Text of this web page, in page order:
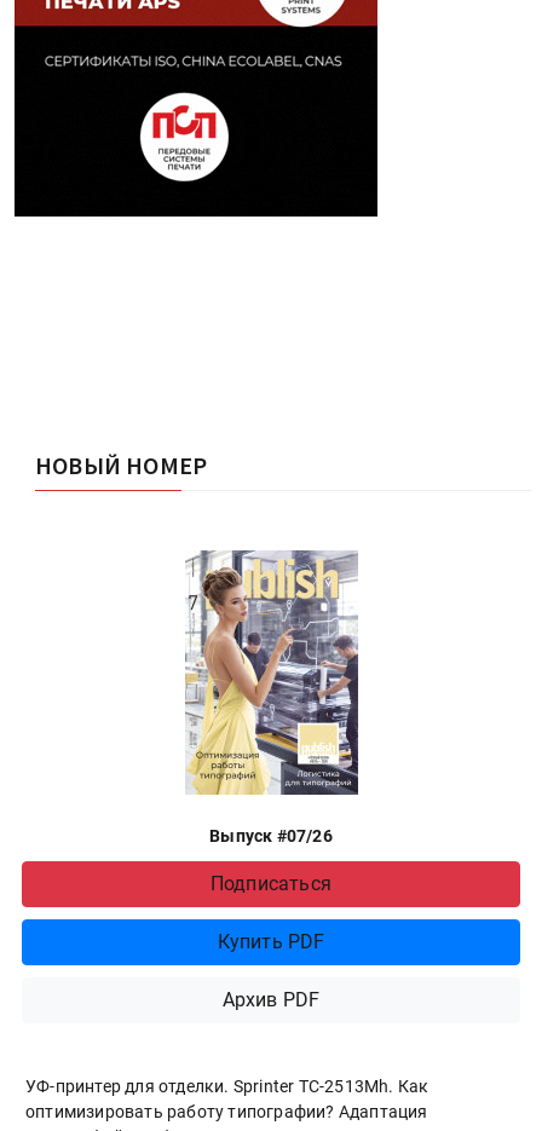
НОВЫЙ НОМЕР
Выпуск #07/26
Подписаться
Купить PDF
Архив PDF
УФ-принтер для отделки. Sprinter ТС-2513Mh. Как
оптимизировать работу типографии? Адаптация